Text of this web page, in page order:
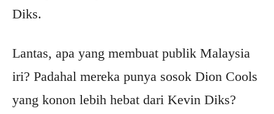
Diks.
Lantas, apa yang membuat publik Malaysia
iri? Padahal mereka punya sosok Dion Cools
yang konon lebih hebat dari Kevin Diks?